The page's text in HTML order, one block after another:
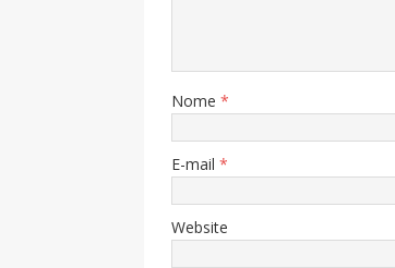
Nome *
E-mail *
Website